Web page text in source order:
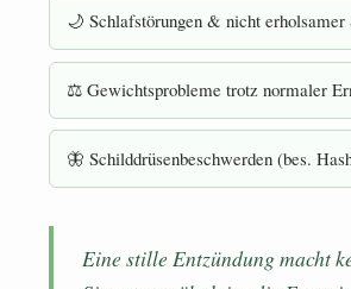
🌙 Schlafstörungen & nicht erholsamer
⚖ Gewichtsprobleme trotz normaler
🦋 Schilddrüsenbeschwerden (bes.
Eine stille Entzündung macht